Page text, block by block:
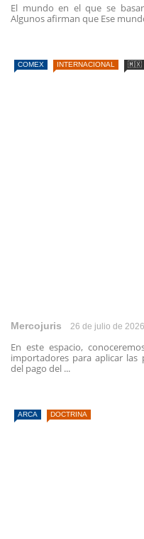
El mundo en el que se
Algunos afirman que Ese
COMEX INTERNACIONAL 🇲🇽
Mercojuris 26 de julio de 2026
En este espacio,
importadores para aplicar las
del pago del ...
ARCA DOCTRINA